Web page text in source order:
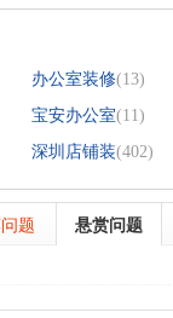
办公室装修(13)
宝安办公室(11)
深圳店铺装(402)
题 悬赏问题